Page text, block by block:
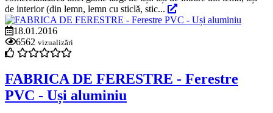
de interior (din lemn, lemn cu sticlă, stic...
18.01.2016
6562 vizualizări
FABRICA DE FERESTRE - Ferestre
PVC - Uși aluminiu